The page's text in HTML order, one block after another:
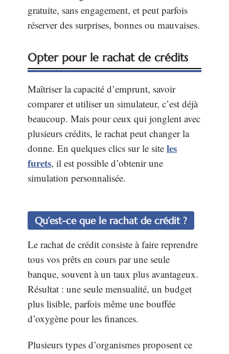
gratuite, sans engagement, et peut parfois
réserver des surprises, bonnes ou mauvaises.
Opter pour le rachat de crédits
Maîtriser la capacité d’emprunt, savoir
comparer et utiliser un simulateur, c’est déjà
beaucoup. Mais pour ceux qui jonglent avec
plusieurs crédits, le rachat peut changer la
donne. En quelques clics sur le site les
furets, il est possible d’obtenir une
simulation personnalisée.
Qu’est-ce que le rachat de crédit ?
Le rachat de crédit consiste à faire reprendre
tous vos prêts en cours par une seule
banque, souvent à un taux plus avantageux.
Résultat : une seule mensualité, un budget
plus lisible, parfois même une bouffée
d’oxygène pour les finances.
Plusieurs types d’organismes proposent ce